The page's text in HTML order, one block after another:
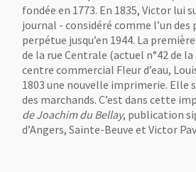
fondée en 1773. En 1835, Victor lui
journal - considéré comme l’un
perpétue jusqu’en 1944. La
de la rue Centrale (actuel n°42 de
centre commercial Fleur d’eau,
1803 une nouvelle imprimerie. Elle
des marchands. C’est dans cette
de Joachim du Bellay, publication
d’Angers, Sainte-Beuve et Victor